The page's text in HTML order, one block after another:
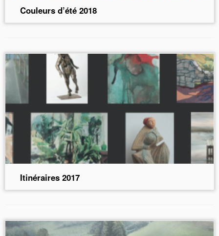
Couleurs d’été 2018
Itinéraires 2017